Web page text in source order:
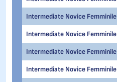
Intermediate Novice Femminile
Intermediate Novice Femminile
Intermediate Novice Femminile
Intermediate Novice Femminile